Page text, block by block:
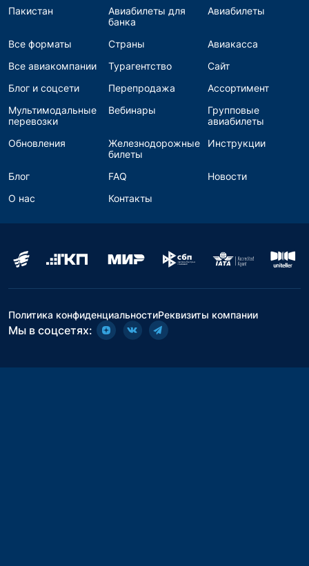
Пакистан
Авиабилеты для
банка
Авиабилеты
Все форматы Страны
Авиакасса
Все авиакомпании
Турагентство
Сайт
Блог и соцсети
Перепродажа
Ассортимент
Мультимодальные
перевозки
Вебинары
Групповые
авиабилеты
Обновления
Железнодорожные
билеты
Инструкции
Блог FAQ
Новости
О нас
Контакты
Политика конфиденциальностиРеквизиты компании
Мы в соцсетях: